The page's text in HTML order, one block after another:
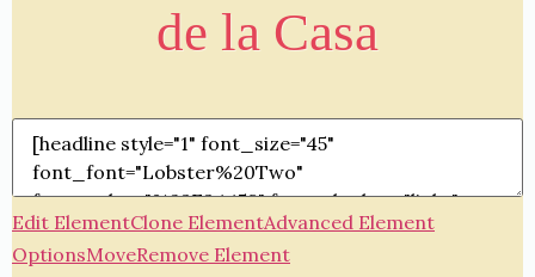
de la Casa
Edit ElementClone ElementAdvanced Element
OptionsMoveRemove Element